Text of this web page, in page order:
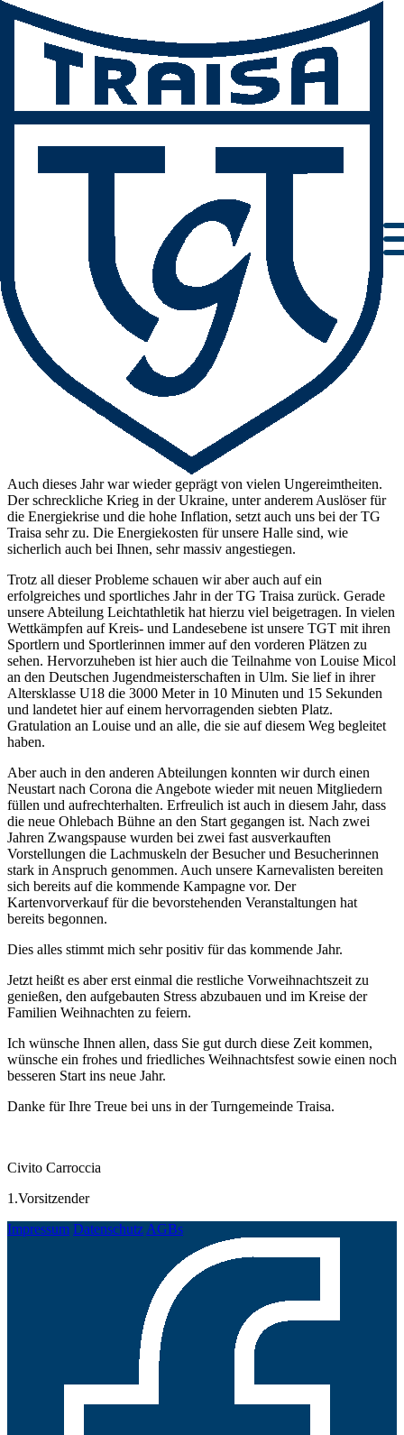
Weihnachtsgruß 2022
Liebe Vereinsmitglieder, Freunde und Gönner der Turngemeinde
ja, es ist schon wieder soweit. Das Jahr verging wieder so schnell
und Weihnachten und der Jahreswechsel stehen vor der Tür.
Auch dieses Jahr war wieder geprägt von vielen Ungereimtheiten.
Der schreckliche Krieg in der Ukraine, unter anderem Auslöser für
die Energiekrise und die hohe Inflation, setzt auch uns bei der TG
Traisa sehr zu. Die Energiekosten für unsere Halle sind, wie
sicherlich auch bei Ihnen, sehr massiv angestiegen.
Trotz all dieser Probleme schauen wir aber auch auf ein
erfolgreiches und sportliches Jahr in der TG Traisa zurück. Gerade
unsere Abteilung Leichtathletik hat hierzu viel beigetragen. In vielen
Wettkämpfen auf Kreis- und Landesebene ist unsere TGT mit ihren
Sportlern und Sportlerinnen immer auf den vorderen Plätzen zu
sehen. Hervorzuheben ist hier auch die Teilnahme von Louise Micol
an den Deutschen Jugendmeisterschaften in Ulm. Sie lief in ihrer
Altersklasse U18 die 3000 Meter in 10 Minuten und 15 Sekunden
und landetet hier auf einem hervorragenden siebten Platz.
Gratulation an Louise und an alle, die sie auf diesem Weg begleitet
haben.
Aber auch in den anderen Abteilungen konnten wir durch einen
Neustart nach Corona die Angebote wieder mit neuen Mitgliedern
füllen und aufrechterhalten. Erfreulich ist auch in diesem Jahr, dass
die neue Ohlebach Bühne an den Start gegangen ist. Nach zwei
Jahren Zwangspause wurden bei zwei fast ausverkauften
Vorstellungen die Lachmuskeln der Besucher und Besucherinnen
stark in Anspruch genommen. Auch unsere Karnevalisten bereiten
sich bereits auf die kommende Kampagne vor. Der
Kartenvorverkauf für die bevorstehenden Veranstaltungen hat
bereits begonnen.
Dies alles stimmt mich sehr positiv für das kommende Jahr.
Jetzt heißt es aber erst einmal die restliche Vorweihnachtszeit zu
genießen, den aufgebauten Stress abzubauen und im Kreise der
Familien Weihnachten zu feiern.
Ich wünsche Ihnen allen, dass Sie gut durch diese Zeit kommen,
wünsche ein frohes und friedliches Weihnachtsfest sowie einen noch
besseren Start ins neue Jahr.
Danke für Ihre Treue bei uns in der Turngemeinde Traisa.
Civito Carroccia
1.Vorsitzender
Impressum Datenschutz AGBs